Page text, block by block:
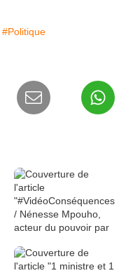
#Politique